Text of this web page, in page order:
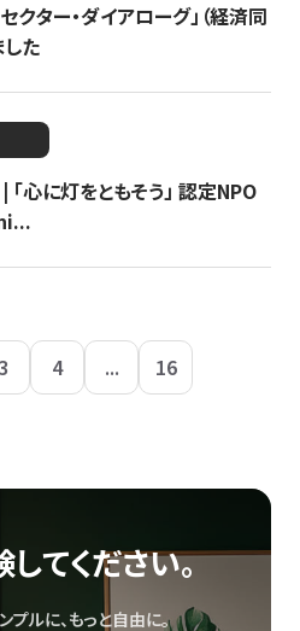
ター・ダイアローグ」（経済同
た
心に灯をともそう」 認定NPO
4 ... 16
てください。
プルに、もっと自由に。